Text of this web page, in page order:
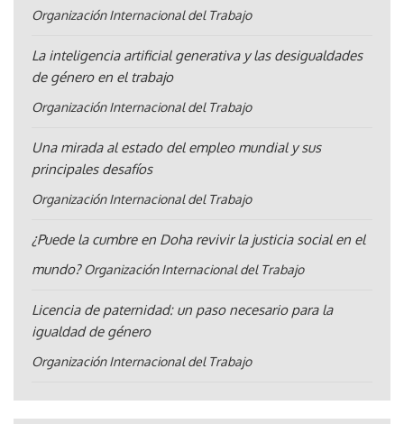
Organización Internacional del Trabajo
La inteligencia artificial generativa y las desigualdades
de género en el trabajo
Organización Internacional del Trabajo
Una mirada al estado del empleo mundial y sus
principales desafíos
Organización Internacional del Trabajo
¿Puede la cumbre en Doha revivir la justicia social en el
mundo? Organización Internacional del Trabajo
Licencia de paternidad: un paso necesario para la
igualdad de género
Organización Internacional del Trabajo